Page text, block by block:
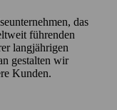
das
führenden
langjährigen
gestalten wir
Kunden.